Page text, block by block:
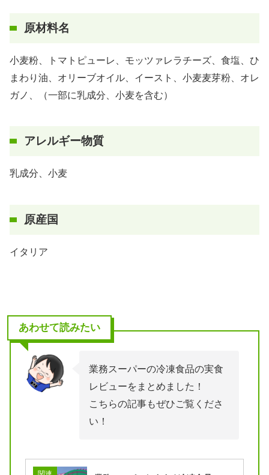
原材料名
小麦粉、トマトピューレ、モッツァレラチーズ、食塩、ひ
まわり油、オリーブオイル、イースト、小麦麦芽粉、オレ
ガノ、（一部に乳成分、小麦を含む）
アレルギー物質
乳成分、小麦
原産国
イタリア
あわせて読みたい
業務スーパーの冷凍食品の実食
レビューをまとめました！
こちらの記事もぜひご覧くださ
い！